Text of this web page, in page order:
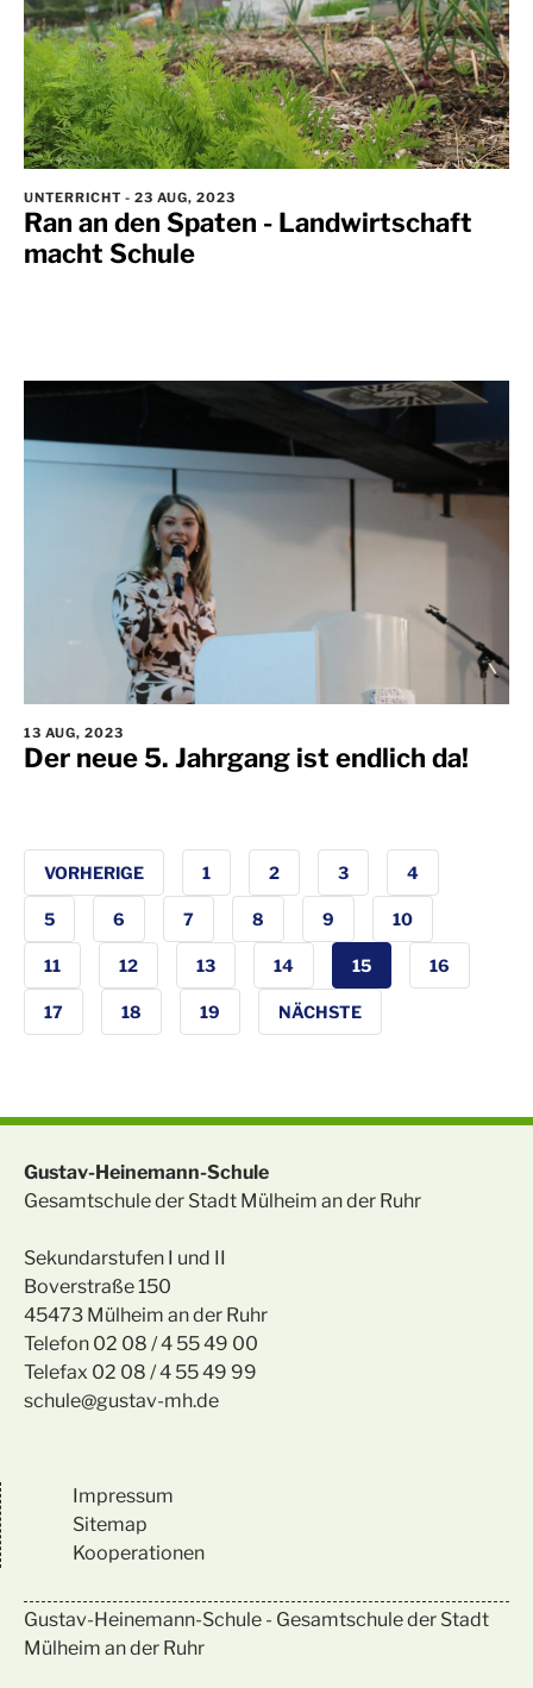
UNTERRICHT - 23 AUG, 2023
Ran an den Spaten - Landwirtschaft
macht Schule
13 AUG, 2023
Der neue 5. Jahrgang ist endlich da!
VORHERIGE 1 2 3 4
5 6 7 8 9 10
11 12 13 14 15 16
17 18 19 NÄCHSTE
Gustav-Heinemann-Schule
Gesamtschule der Stadt Mülheim an der Ruhr
Sekundarstufen I und II
Boverstraße 150
45473 Mülheim an der Ruhr
Telefon 02 08 / 4 55 49 00
Telefax 02 08 / 4 55 49 99
schule@gustav-mh.de
Impressum
Sitemap
Kooperationen
Gustav-Heinemann-Schule - Gesamtschule der Stadt
Mülheim an der Ruhr